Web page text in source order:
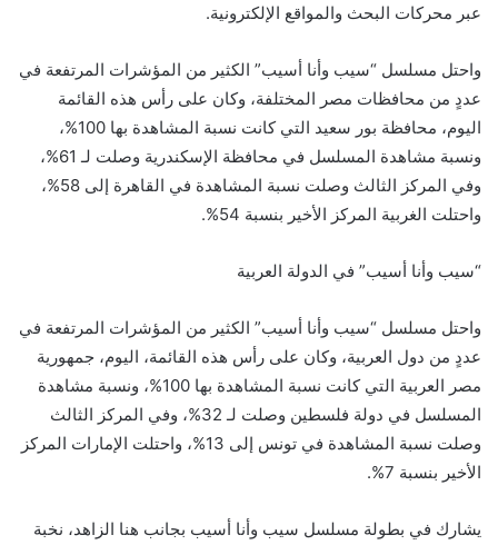
عبر محركات البحث والمواقع الإلكترونية.
واحتل مسلسل “سيب وأنا أسيب” الكثير من المؤشرات المرتفعة في
عددٍ من محافظات مصر المختلفة، وكان على رأس هذه القائمة
اليوم، محافظة بور سعيد التي كانت نسبة المشاهدة بها 100%،
ونسبة مشاهدة المسلسل في محافظة الإسكندرية وصلت لـ 61%،
وفي المركز الثالث وصلت نسبة المشاهدة في القاهرة إلى 58%،
واحتلت الغربية المركز الأخير بنسبة 54%.
“سيب وأنا أسيب” في الدولة العربية
واحتل مسلسل “سيب وأنا أسيب” الكثير من المؤشرات المرتفعة في
عددٍ من دول العربية، وكان على رأس هذه القائمة، اليوم، جمهورية
مصر العربية التي كانت نسبة المشاهدة بها 100%، ونسبة مشاهدة
المسلسل في دولة فلسطين وصلت لـ 32%، وفي المركز الثالث
وصلت نسبة المشاهدة في تونس إلى 13%، واحتلت الإمارات المركز
الأخير بنسبة 7%.
يشارك في بطولة مسلسل سيب وأنا أسيب بجانب هنا الزاهد، نخبة